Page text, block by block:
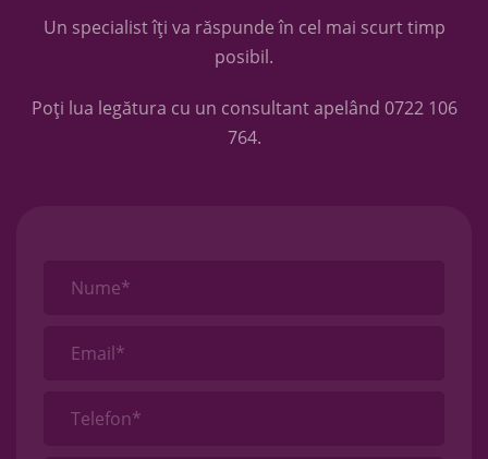
Un specialist îți va răspunde în cel mai scurt timp
posibil.
Poți lua legătura cu un consultant apelând 0722 106
764.
Nume*
Email*
Telefon*